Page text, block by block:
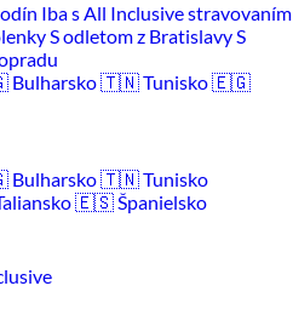
Iba s All Inclusive stravovaním
S odletom z BratislavyS
🇹🇳 Tunisko🇪🇬
🇹🇳 Tunisko
🇪🇸 Španielsko